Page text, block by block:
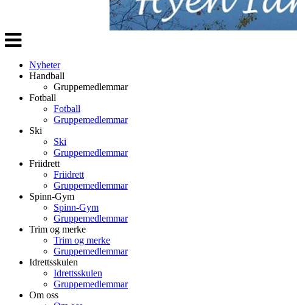
Veksle
navigasjon
Nyheter
Handball
Gruppemedlemmar
Fotball
Fotball
Gruppemedlemmar
Ski
Ski
Gruppemedlemmar
Friidrett
Friidrett
Gruppemedlemmar
Spinn-Gym
Spinn-Gym
Gruppemedlemmar
Trim og merke
Trim og merke
Gruppemedlemmar
Idrettsskulen
Idrettsskulen
Gruppemedlemmar
Om oss